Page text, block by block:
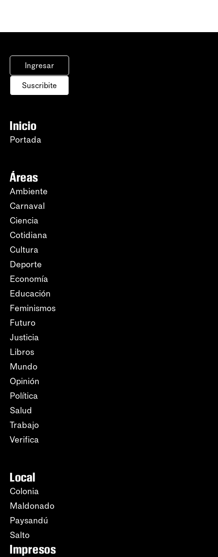
Ingresar
Suscribite
Inicio
Portada
Áreas
Ambiente
Carnaval
Ciencia
Cotidiana
Cultura
Deporte
Economía
Educación
Feminismos
Futuro
Justicia
Libros
Mundo
Opinión
Política
Salud
Trabajo
Verifica
Local
Colonia
Maldonado
Paysandú
Salto
Impresos